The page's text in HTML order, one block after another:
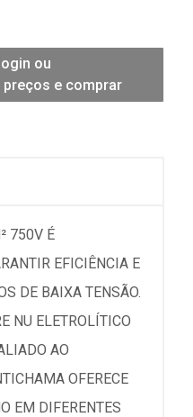
ou
e comprar
750V É
EFICIÊNCIA E
DE BAIXA TENSÃO.
NU ELETROLÍTICO
AO
OFERECE
EM DIFERENTES